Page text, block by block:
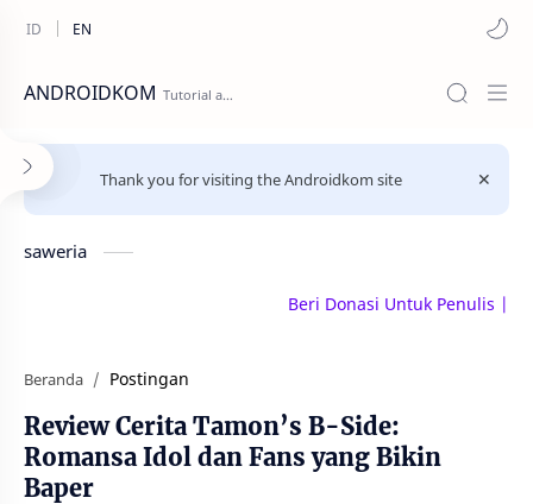
ANDROIDKOM
Thank you for visiting the Androidkom site
saweria
Beri Donasi Untuk Penulis |
Beranda Postingan
Review Cerita Tamon’s B-Side:
Romansa Idol dan Fans yang Bikin
Baper